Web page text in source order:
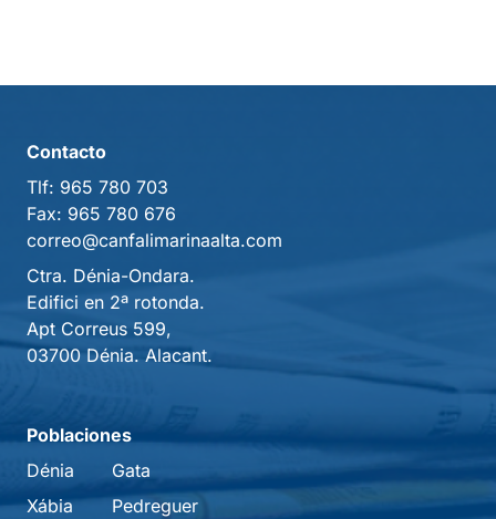
Contacto
Tlf: 965 780 703
Fax: 965 780 676
correo@canfalimarinaalta.com
Ctra. Dénia-Ondara.
Edifici en 2ª rotonda.
Apt Correus 599,
03700 Dénia. Alacant.
Poblaciones
Dénia
Xábia
Gata
Pedreguer